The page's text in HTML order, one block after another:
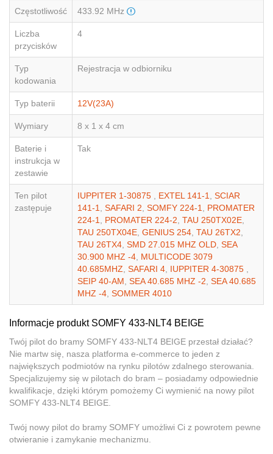
Częstotliwość 433.92 MHz
Liczba
przycisków
4
Typ
kodowania
Rejestracja w odbiorniku
Typ baterii 12V(23A)
Wymiary 8 x 1 x 4 cm
Baterie i
instrukcja w
zestawie
Tak
Ten pilot
zastępuje
IUPPITER 1-30875 EXTEL 141-1
SCIAR
141-1
SAFARI 2 SOMFY 224-1
PROMATER
224-1
PROMATER 224-2 TAU 250TX02E
TAU 250TX04E GENIUS 254 TAU 26TX2
TAU 26TX4 SMD 27.015 MHZ OLD SEA
30.900 MHZ -4 MULTICODE 3079
40.685MHZ SAFARI 4 IUPPITER 4-30875
SEIP 40-AM SEA 40.685 MHZ -2 SEA 40.685
MHZ -4 SOMMER 4010
Informacje produkt SOMFY 433-NLT4 BEIGE
Twój pilot do bramy SOMFY 433-NLT4 BEIGE przestał działać?
Nie martw się, nasza platforma e-commerce to jeden z
największych podmiotów na rynku pilotów zdalnego sterowania.
Specjalizujemy się w pilotach do bram – posiadamy odpowiednie
kwalifikacje, dzięki którym pomożemy Ci wymienić na nowy pilot
SOMFY 433-NLT4 BEIGE.
Twój nowy pilot do bramy SOMFY umożliwi Ci z powrotem pewne
otwieranie i zamykanie mechanizmu.